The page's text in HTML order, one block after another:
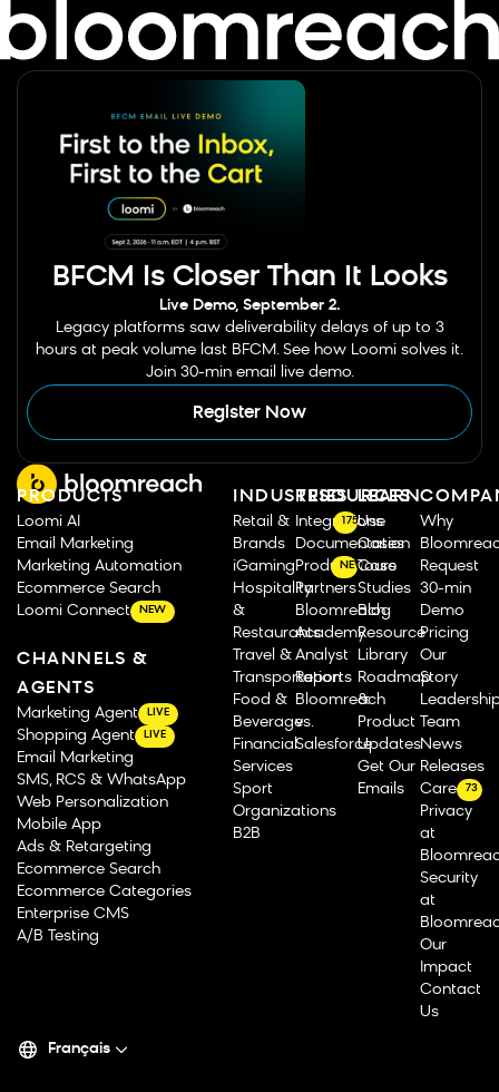
BFCM Is Closer Than It Looks
Live Demo, September 2.
Legacy platforms saw deliverability delays of up to 3
hours at peak volume last BFCM. See how Loomi solves it.
Join 30-min email live demo.
Register Now
PRODUCTS
Loomi AI
Email Marketing
Marketing Automation
Ecommerce Search
Loomi Connect
NEW
CHANNELS &
AGENTS
Marketing Agent LIVE
Shopping Agent LIVE
Email Marketing
SMS, RCS & WhatsApp
Web Personalization
Mobile App
Ads & Retargeting
Ecommerce Search
Ecommerce Categories
Enterprise CMS
A/B Testing
INDUSTRIES
Retail &
Brands
iGaming
Hospitality
&
Restaurants
Travel &
Transportation
Food &
Beverage
Financial
Services
Sport
Organizations
B2B
RESOURCES
Integrations
175
Documentation
Product Tours
NEW
Partners
Bloomreach
Academy
Analyst
Reports
Bloomreach
vs.
Salesforce
LEARN
Use
Cases
Case
Studies
Blog
Resource
Library
Roadmap
&
Product
Updates
Get Our
Emails
Why
Request
30-min
Demo
Pricing
Our
Story
Team
News
Releases
Careers
73
Privacy
at
Security
at
Our
Impact
Contact
Us
Français